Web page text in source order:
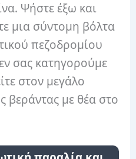
Ψήστε έξω και
μια σύντομη βόλτα
πεζοδρομίου
σας κατηγορούμε
στον μεγάλο
βεράντας με θέα στο